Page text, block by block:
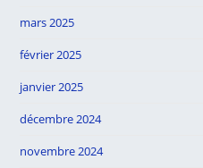
mars 2025
février 2025
janvier 2025
décembre 2024
novembre 2024